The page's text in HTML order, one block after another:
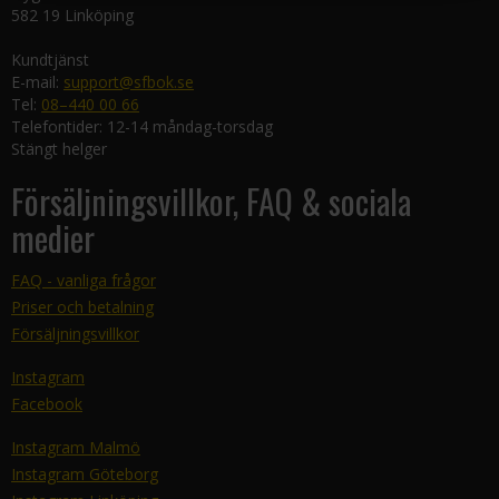
582 19 Linköping
Kundtjänst
E-mail: support@sfbok.se
Tel: 08–440 00 66
Telefontider: 12-14 måndag-torsdag
Stängt helger
Försäljningsvillkor, FAQ & sociala
medier
FAQ - vanliga frågor
Priser och betalning
Försäljningsvillkor
Instagram
Facebook
Instagram Malmö
Instagram Göteborg